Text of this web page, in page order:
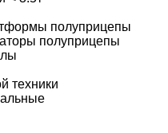
полуприцепы
полуприцепы
техники